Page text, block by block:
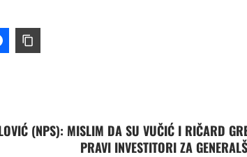
(NPS): MISLIM DA SU VUČIĆ I RIČARD
PRAVI INVESTITORI ZA